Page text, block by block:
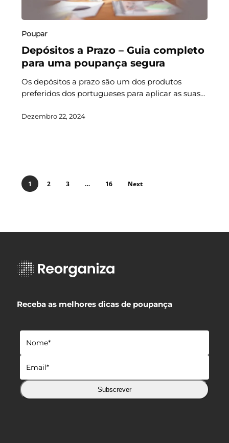
Poupar
Depósitos a Prazo – Guia completo
para uma poupança segura
Os depósitos a prazo são um dos produtos
preferidos dos portugueses para aplicar as suas…
Dezembro 22, 2024
1 2 3 … 16 Next
Receba as melhores dicas de poupança
Subscrever